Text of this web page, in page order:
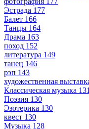
Эстрада 177
Балет 166
Танцы 164
Драма 163
поход 152
литература 149
танец 146
рэп 143
художественная
Классическая музыка
Поэзия 130
Эзотерика 130
квест 130
Музыка 128